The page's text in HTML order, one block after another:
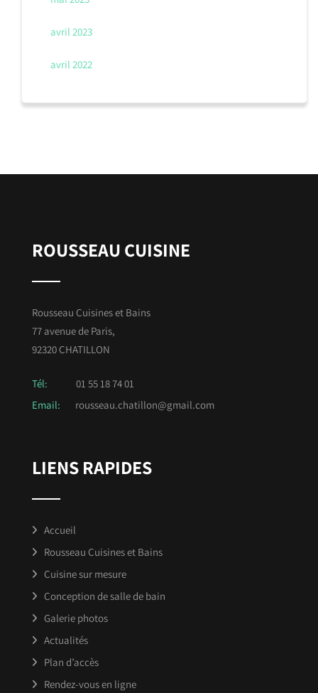
avril 2023
avril 2022
ROUSSEAU CUISINE
Rousseau Cuisines et Bains
77 avenue de Paris,
92320 CHATILLON
Tél:
01 55 18 74 01
Email:
rousseau.chatillon@gmail.com
LIENS RAPIDES
Accueil
Rousseau Cuisines et Bains
Cuisine sur mesure
Conception de salle de bain
Galerie photos
Actualités
Plan d’accès
Rendez-vous en ligne